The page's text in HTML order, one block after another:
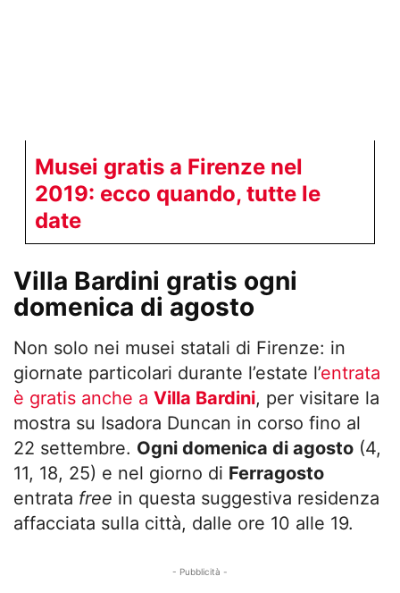
Musei gratis a Firenze nel
2019: ecco quando, tutte le
date
Villa Bardini gratis ogni
domenica di agosto
Non solo nei musei statali di Firenze: in
giornate particolari durante l’estate l’entrata
è gratis anche a Villa Bardini, per visitare la
mostra su Isadora Duncan in corso fino al
22 settembre. Ogni domenica di agosto (4,
11, 18, 25) e nel giorno di Ferragosto
entrata free in questa suggestiva residenza
affacciata sulla città, dalle ore 10 alle 19.
- Pubblicità -